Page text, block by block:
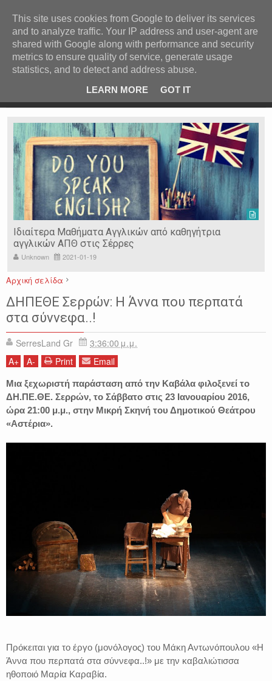
Ιερόσυλοι έκλεψαν τάματα από Ιερό Ναό στις Σέρρες
Ιδιαίτερα Μαθήματα Αγγλικών από καθηγήτρια
αγγλικών ΑΠΘ στις Σέρρες
Unknown 2021-01-19
Αρχική σελίδα
ΔΗΠΕΘΕ ΣΕΡΡΩΝ
ΕΚΔΗΛΩΣΕΙΣ
ΘΕΑΤΡΟ ΣΕΡΡΕΣ
ΜΑΚΗΣ ΑΝΤΩΝΟΠΟΥΛΟΣ
ΣΕΡΡΕΣ
ΔΗΠΕΘΕ Σερρών: Η Άννα που περπατά
στα σύννεφα..!
SerresLand Gr
3:36:00 μ.μ.
A+ A- Print Email
Μια ξεχωριστή παράσταση από την Καβάλα φιλοξενεί το
ΔΗ.ΠΕ.ΘΕ. Σερρών, το Σάββατο στις 23 Ιανουαρίου 2016,
ώρα 21:00 μ.μ., στην Μικρή Σκηνή του Δημοτικού Θεάτρου
«Αστέρια».
Πρόκειται για το έργο (μονόλογος) του Μάκη Αντωνόπουλου «Η
Άννα που περπατά στα σύννεφα..!» με την καβαλιώτισσα
ηθοποιό Μαρία Καραβία.
ΚΕΝΤΡΙΚΗ ΑΝΑ ΚΑΤΗΓΟΡΙΑ
ΕΙΔΗΣΕΙΣ ΑΝΑ ΠΕΡΙΟΧΗ
ΠΡΟΣΦΑΤΑ ΝΕΑ
Ν. ΣΕΡΡΩΝ Η ΓΗ ΜΑΣ
ΤΥΧΑΙΕΣ ΑΝΑΡΤΗΣΕΙΣ/ΑΡΘΡΑ
Serres Racing Circuit
Panserraikos FC
Ikaroi B.C.
This site uses cookies from Google to deliver its services
and to analyze traffic. Your IP address and user-agent are
shared with Google along with performance and security
metrics to ensure quality of service, generate usage
statistics, and to detect and address abuse.
LEARN MORE
GOT IT